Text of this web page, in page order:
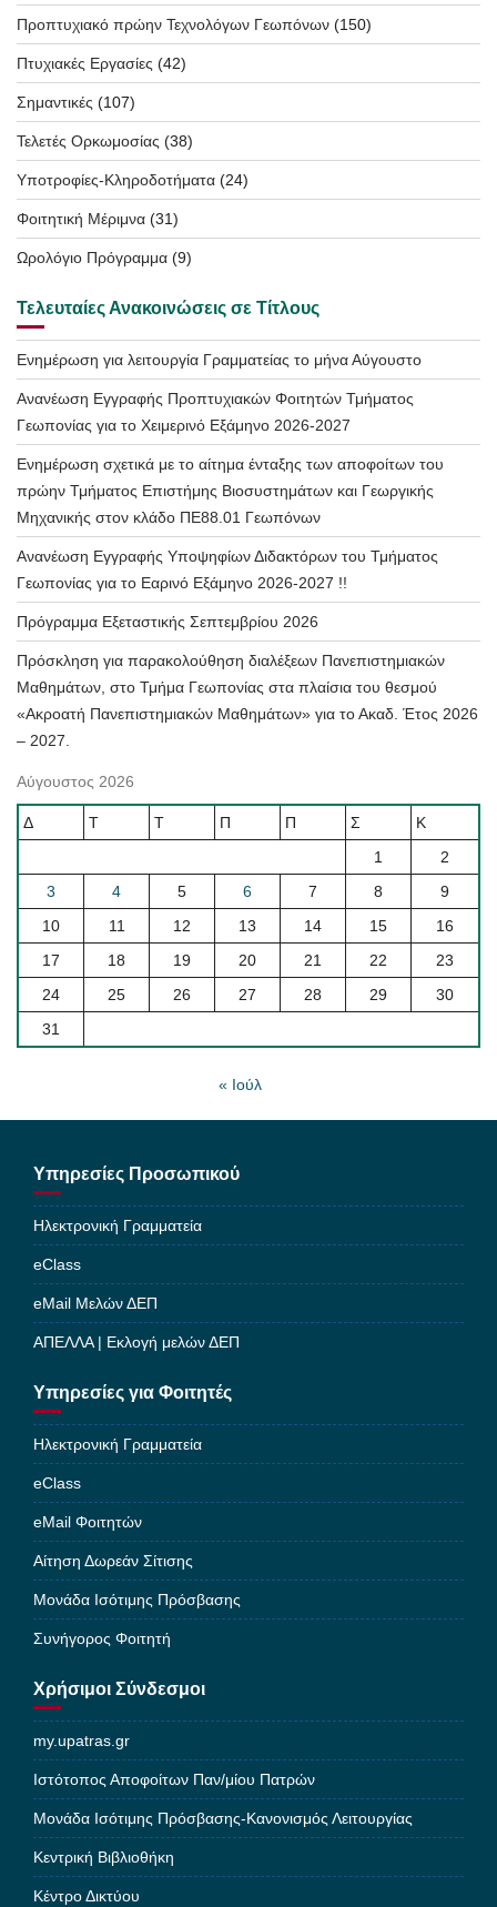
Προπτυχιακό πρώην Τεχνολόγων Γεωπόνων (150)
Πτυχιακές Εργασίες (42)
Σημαντικές (107)
Τελετές Ορκωμοσίας (38)
Υποτροφίες-Κληροδοτήματα (24)
Φοιτητική Μέριμνα (31)
Ωρολόγιο Πρόγραμμα (9)
Τελευταίες Ανακοινώσεις σε Τίτλους
Ενημέρωση για λειτουργία Γραμματείας το μήνα Αύγουστο
Ανανέωση Εγγραφής Προπτυχιακών Φοιτητών Τμήματος
Γεωπονίας για το Χειμερινό Εξάμηνο 2026-2027
Ενημέρωση σχετικά με το αίτημα ένταξης των αποφοίτων του
πρώην Τμήματος Επιστήμης Βιοσυστημάτων και Γεωργικής
Μηχανικής στον κλάδο ΠΕ88.01 Γεωπόνων
Ανανέωση Εγγραφής Υποψηφίων Διδακτόρων του Τμήματος
Γεωπονίας για το Εαρινό Εξάμηνο 2026-2027 !!
Πρόγραμμα Εξεταστικής Σεπτεμβρίου 2026
Πρόσκληση για παρακολούθηση διαλέξεων Πανεπιστημιακών
Μαθημάτων, στο Τμήμα Γεωπονίας στα πλαίσια του θεσμού
«Ακροατή Πανεπιστημιακών Μαθημάτων» για το Ακαδ. Έτος 2026
– 2027.
Αύγουστος 2026
Δ Τ Τ Π Π Σ
Κ
1
2
3
4 5 6 7 8
9
10
11 12 13 14 15
16
17
18 19 20 21 22
23
24
25 26 27 28 29
30
31
« Ιούλ
Υπηρεσίες Προσωπικού
Ηλεκτρονική Γραμματεία
eClass
eMail Μελών ΔΕΠ
ΑΠΕΛΛΑ | Εκλογή μελών ΔΕΠ
Υπηρεσίες για Φοιτητές
Ηλεκτρονική Γραμματεία
eClass
eMail Φοιτητών
Αίτηση Δωρεάν Σίτισης
Μονάδα Ισότιμης Πρόσβασης
Συνήγορος Φοιτητή
Χρήσιμοι Σύνδεσμοι
my.upatras.gr
Ιστότοπος Αποφοίτων Παν/μίου Πατρών
Μονάδα Ισότιμης Πρόσβασης-Κανονισμός Λειτουργίας
Κεντρική Βιβλιοθήκη
Κέντρο Δικτύου